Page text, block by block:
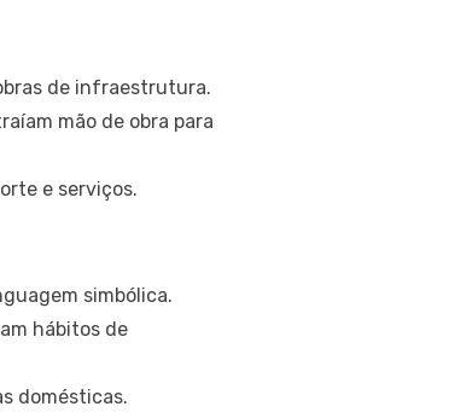
de infraestrutura.
mão de obra para
e serviços.
simbólica.
hábitos de
domésticas.